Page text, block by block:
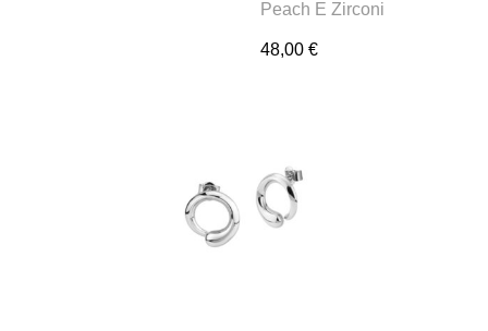
Peach E Zirconi
48,00 €